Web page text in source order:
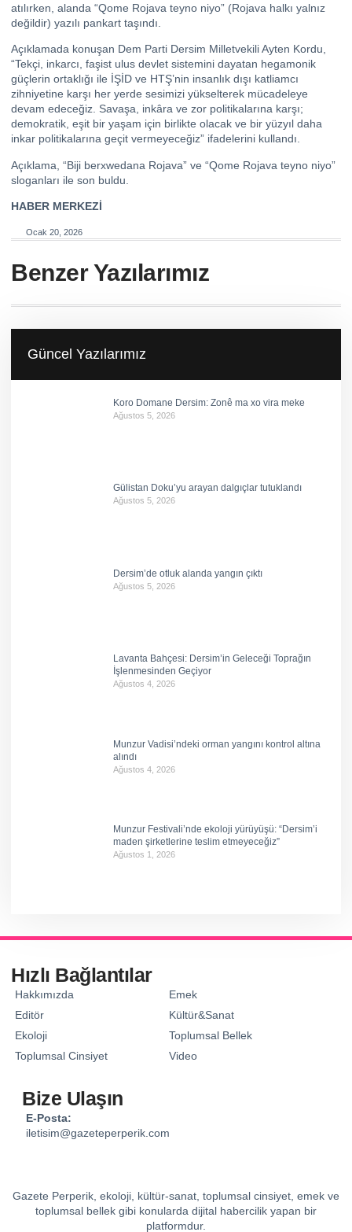
atılırken, alanda “Qome Rojava teyno niyo” (Rojava halkı yalnız
değildir) yazılı pankart taşındı.
Açıklamada konuşan Dem Parti Dersim Milletvekili Ayten Kordu,
“Tekçi, inkarcı, faşist ulus devlet sistemini dayatan hegamonik
güçlerin ortaklığı ile İŞİD ve HTŞ’nin insanlık dışı katliamcı
zihniyetine karşı her yerde sesimizi yükselterek mücadeleye
devam edeceğiz. Savaşa, inkâra ve zor politikalarına karşı;
demokratik, eşit bir yaşam için birlikte olacak ve bir yüzyıl daha
inkar politikalarına geçit vermeyeceğiz” ifadelerini kullandı.
Açıklama, “Biji berxwedana Rojava” ve “Qome Rojava teyno niyo”
sloganları ile son buldu.
HABER MERKEZİ
Ocak 20, 2026
Benzer Yazılarımız
Güncel Yazılarımız
Koro Domane Dersim: Zonê ma xo vira meke
Ağustos 5, 2026
Gülistan Doku’yu arayan dalgıçlar tutuklandı
Ağustos 5, 2026
Dersim’de otluk alanda yangın çıktı
Ağustos 5, 2026
Lavanta Bahçesi: Dersim’in Geleceği Toprağın
İşlenmesinden Geçiyor
Ağustos 4, 2026
Munzur Vadisi’ndeki orman yangını kontrol altına
alındı
Ağustos 4, 2026
Munzur Festivali’nde ekoloji yürüyüşü: “Dersim’i
maden şirketlerine teslim etmeyeceğiz”
Ağustos 1, 2026
Hızlı Bağlantılar
Hakkımızda
Editör
Ekoloji
Toplumsal Cinsiyet
Emek
Kültür&Sanat
Toplumsal Bellek
Video
Bize Ulaşın
E-Posta:
iletisim@gazeteperperik.com
Gazete Perperik, ekoloji, kültür-sanat, toplumsal cinsiyet, emek ve
toplumsal bellek gibi konularda dijital habercilik yapan bir
platformdur.